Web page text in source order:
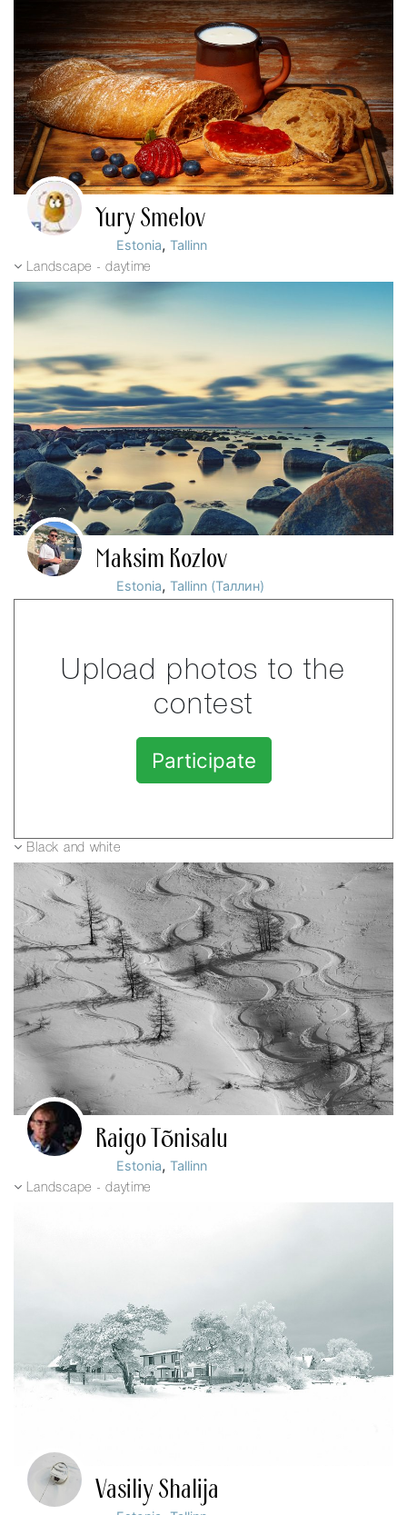
Yury Smelov
Estonia,Tallinn
Landscape - daytime
Maksim Kozlov
Estonia,Tallinn (Таллин)
Upload photos to the
contest
Participate
Black and white
Raigo Tõnisalu
Estonia,Tallinn
Landscape - daytime
Vasiliy Shalija